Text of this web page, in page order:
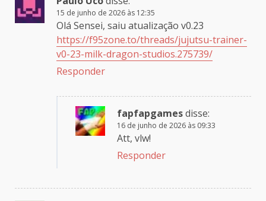
15 de junho de 2026 às 12:35
Olá Sensei, saiu atualização v0.23
https://f95zone.to/threads/jujutsu-trainer-
v0-23-milk-dragon-studios.275739/
Responder
fapfapgamesdisse:
16 de junho de 2026 às 09:33
Att, vlw!
Responder